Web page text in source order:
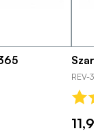
REV-